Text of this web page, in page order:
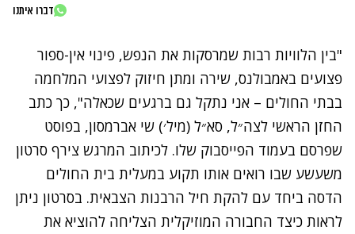
דברו איתנו
"בין הלוויות רבות שמרסקות את הנפש, פינוי אין-ספור
פצועים באמבולנס, שירה ומתן חיזוק לפצועי המלחמה
בבתי החולים – אני נתקל גם ברגעים שכאלה", כך כתב
החזן הראשי לצה״ל, סא״ל (מיל׳) שי אברמסון, בפוסט
שפרסם בעמוד הפייסבוק שלו. לכיתוב המרגש צירף סרטון
משעשע שבו רואים אותו תקוע במעלית בית החולים
הדסה ביחד עם להקת חיל הרבנות הצבאית. בסרטון ניתן
לראות כיצד החבורה המוזיקלית הצליחה להוציא את